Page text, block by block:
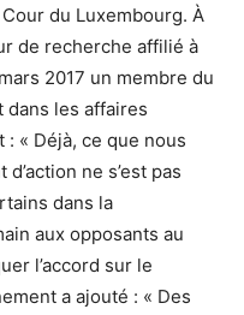
du Luxembourg. À
de recherche affilié à
2017 un membre du
dans les affaires
« Déjà, ce que nous
ne s’est pas
dans la
aux opposants au
l’accord sur le
a ajouté : « Des